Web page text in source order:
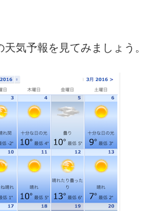
気予報を見てみましょう。